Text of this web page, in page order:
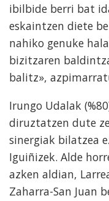
ibilbide berri bat
eskaintzen diete
nahiko genuke
bizitzaren
balitz»,
Irungo Udalak
diruztatzen dute
sinergiak bilatzea
Iguiñizek. Alde
azken aldian,
Zaharra-San Juan